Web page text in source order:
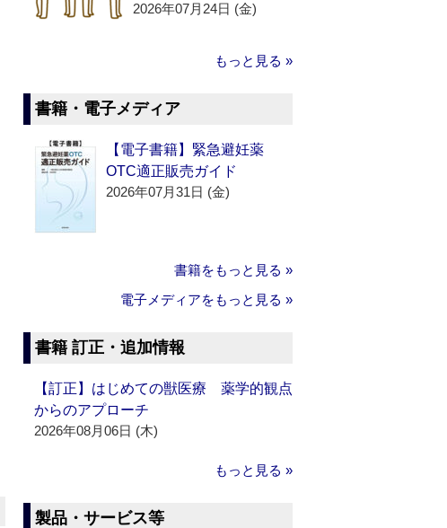
2026年07月24日 (金)
もっと見る »
書籍・電子メディア
【電子書籍】緊急避妊薬
OTC適正販売ガイド
2026年07月31日 (金)
書籍をもっと見る »
電子メディアをもっと見る »
書籍 訂正・追加情報
【訂正】はじめての獣医療 薬学的観点
からのアプローチ
2026年08月06日 (木)
もっと見る »
製品・サービス等